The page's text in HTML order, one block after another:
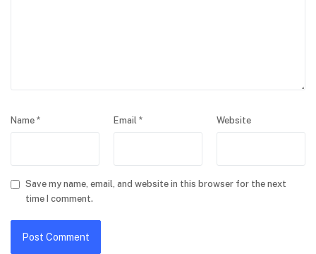
Name * Email * Website
Save my name, email, and website in this browser for the next
time I comment.